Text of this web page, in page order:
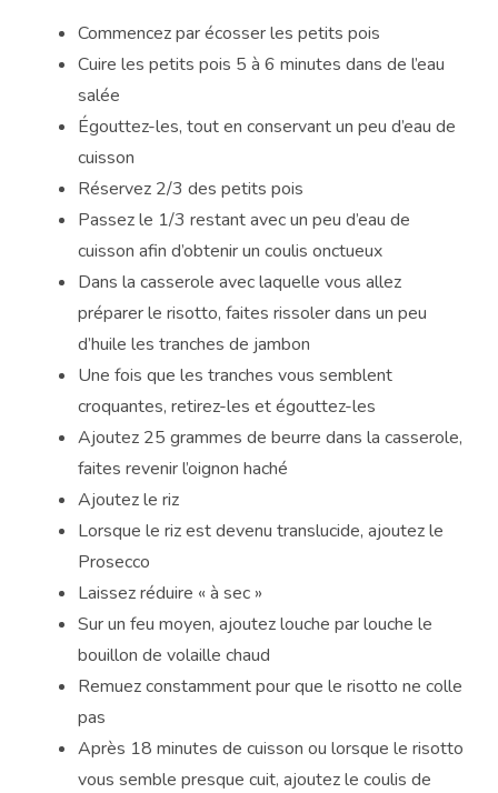
Commencez par écosser les petits pois
Cuire les petits pois 5 à 6 minutes dans de l’eau
salée
Égouttez-les, tout en conservant un peu d’eau de
cuisson
Réservez 2/3 des petits pois
Passez le 1/3 restant avec un peu d’eau de
cuisson afin d’obtenir un coulis onctueux
Dans la casserole avec laquelle vous allez
préparer le risotto, faites rissoler dans un peu
d’huile les tranches de jambon
Une fois que les tranches vous semblent
croquantes, retirez-les et égouttez-les
Ajoutez 25 grammes de beurre dans la casserole,
faites revenir l’oignon haché
Ajoutez le riz
Lorsque le riz est devenu translucide, ajoutez le
Prosecco
Laissez réduire « à sec »
Sur un feu moyen, ajoutez louche par louche le
bouillon de volaille chaud
Remuez constamment pour que le risotto ne colle
pas
Après 18 minutes de cuisson ou lorsque le risotto
vous semble presque cuit, ajoutez le coulis de